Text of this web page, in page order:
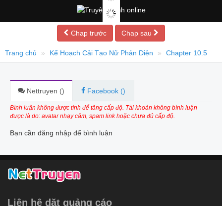
Chap trước Chap sau
Trang chủ Kế Hoạch Cải Tạo Nữ Phản Diện Chapter 10.5
Nettruyen () Facebook ()
Bình luận không được tính để tăng cấp độ. Tài khoản không bình luận
được là do: avatar nhạy cảm, spam link hoặc chưa đủ cấp độ.
Bạn cần đăng nhập để bình luận
Liên hệ dặt quảng cáo